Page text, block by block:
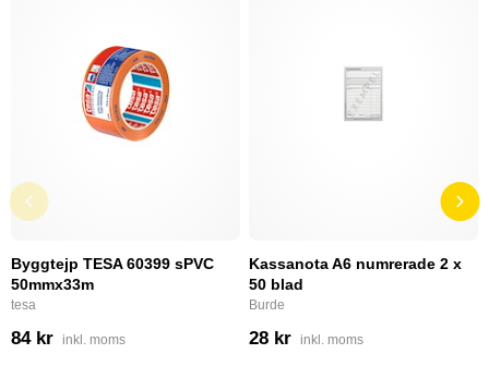
Byggtejp TESA 60399 sPVC
50mmx33m
tesa
84 kr inkl. moms
Kassanota A6 numrerade 2 x
50 blad
Burde
28 kr inkl. moms